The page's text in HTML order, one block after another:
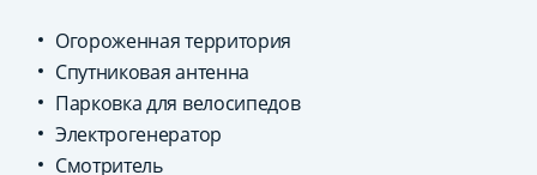
Огороженная территория
Спутниковая антенна
Парковка для велосипедов
Электрогенератор
Смотритель